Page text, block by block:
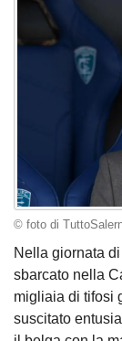
© foto di
Nella giornata
sbarcato nella
migliaia di tifosi
suscitato